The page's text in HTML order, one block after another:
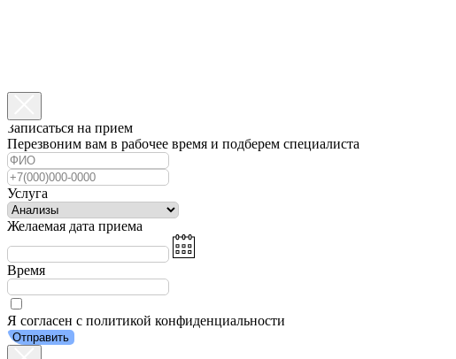
Записаться на прием
Перезвоним вам в рабочее время и подберем специалиста
Услуга
Желаемая дата приема
Время
Я согласен с политикой конфиденциальности
Отправить